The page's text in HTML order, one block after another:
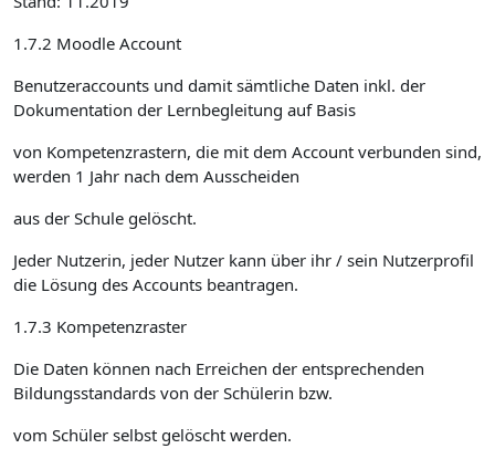
1.7.2 Moodle Account
Benutzeraccounts und damit sämtliche Daten inkl. der
Dokumentation der Lernbegleitung auf Basis
von Kompetenzrastern, die mit dem Account verbunden sind,
werden 1 Jahr nach dem Ausscheiden
aus der Schule gelöscht.
Jeder Nutzerin, jeder Nutzer kann über ihr / sein Nutzerprofil
die Lösung des Accounts beantragen.
1.7.3 Kompetenzraster
Die Daten können nach Erreichen der entsprechenden
Bildungsstandards von der Schülerin bzw.
vom Schüler selbst gelöscht werden.